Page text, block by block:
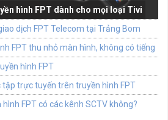
hình FPT dành cho mọi loại Tivi
dịch FPT Telecom tại Trảng Bom
FPT thu nhỏ màn hình, không có tiếng
hình FPT
tập trực tuyến trên truyền hình FPT
FPT có các kênh SCTV không?